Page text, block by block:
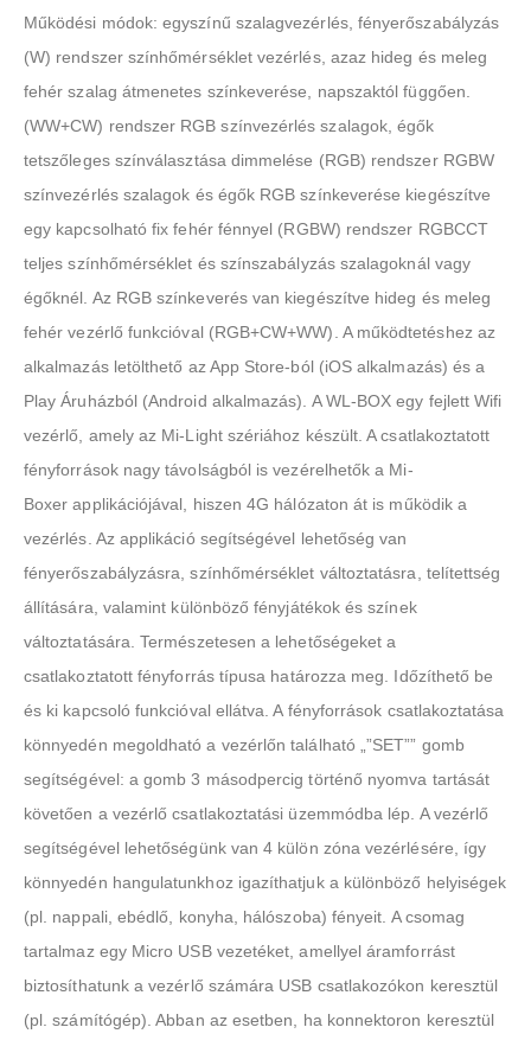
Működési módok: egyszínű szalagvezérlés, fényerőszabályzás
(W) rendszer színhőmérséklet vezérlés, azaz hideg és meleg
fehér szalag átmenetes színkeverése, napszaktól függően.
(WW+CW) rendszer RGB színvezérlés szalagok, égők
tetszőleges színválasztása dimmelése (RGB) rendszer RGBW
színvezérlés szalagok és égők RGB színkeverése kiegészítve
egy kapcsolható fix fehér fénnyel (RGBW) rendszer RGBCCT
teljes színhőmérséklet és színszabályzás szalagoknál vagy
égőknél. Az RGB színkeverés van kiegészítve hideg és meleg
fehér vezérlő funkcióval (RGB+CW+WW). A működtetéshez az
alkalmazás letölthető az App Store-ból (iOS alkalmazás) és a
Play Áruházból (Android alkalmazás). A WL-BOX egy fejlett Wifi
vezérlő, amely az Mi-Light szériához készült. A csatlakoztatott
fényforrások nagy távolságból is vezérelhetők a Mi-
Boxer applikációjával, hiszen 4G hálózaton át is működik a
vezérlés. Az applikáció segítségével lehetőség van
fényerőszabályzásra, színhőmérséklet változtatásra, telítettség
állítására, valamint különböző fényjátékok és színek
változtatására. Természetesen a lehetőségeket a
csatlakoztatott fényforrás típusa határozza meg. Időzíthető be
és ki kapcsoló funkcióval ellátva. A fényforrások csatlakoztatása
könnyedén megoldható a vezérlőn található „”SET”” gomb
segítségével: a gomb 3 másodpercig történő nyomva tartását
követően a vezérlő csatlakoztatási üzemmódba lép. A vezérlő
segítségével lehetőségünk van 4 külön zóna vezérlésére, így
könnyedén hangulatunkhoz igazíthatjuk a különböző helyiségek
(pl. nappali, ebédlő, konyha, hálószoba) fényeit. A csomag
tartalmaz egy Micro USB vezetéket, amellyel áramforrást
biztosíthatunk a vezérlő számára USB csatlakozókon keresztül
(pl. számítógép). Abban az esetben, ha konnektoron keresztül